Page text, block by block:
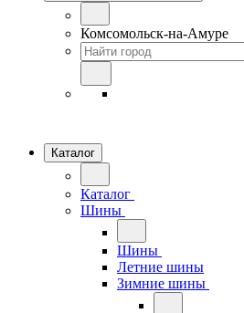
Комсомольск-на-Амуре
Каталог
Каталог
Шины
Шины
Летние шины
Зимние шины